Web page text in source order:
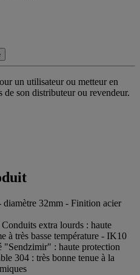
un utilisateur ou metteur en
son distributeur ou revendeur.
32mm - Finition acier
extra lourds : haute
à très basse température - IK10
"Sendzimir" : haute protection
304 : très bonne tenue à la